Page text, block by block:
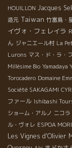
HOUILLON Jacques
造元 Taiwan 竹富島・
イヴォ・フェレイラ
ん ジャニエール村 La
Lurons マス・ド・ラ・
Millésime Bio Yamadaya
Torocadero Domaine
Société SAKAGAMI
ファール Ishibashi
ショーム・アルノ ニコ
ル・ヴォレ ESPOA
Les Vignes d'Olivier